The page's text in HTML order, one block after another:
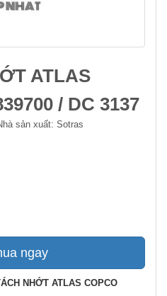
ATLAS
/ DC 3137
sản xuất: Sotras
ngay
NHỚT ATLAS COPCO